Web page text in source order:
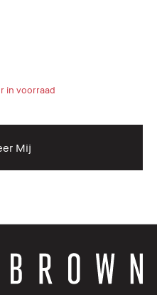
in voorraad
Mij